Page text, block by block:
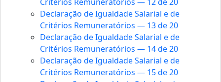
Declaração de Igualdade Salarial e de
Critérios Remuneratórios — 13 de 20
Declaração de Igualdade Salarial e de
Critérios Remuneratórios — 14 de 20
Declaração de Igualdade Salarial e de
Critérios Remuneratórios — 15 de 20